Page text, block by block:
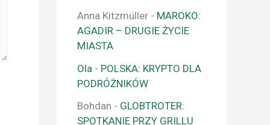
Anna Kitzmüller - MAROKO:
AGADIR – DRUGIE ŻYCIE
MIASTA
Ola - POLSKA: KRYPTO DLA
PODRÓŻNIKÓW
Bohdan - GLOBTROTER:
SPOTKANIE PRZY GRILLU